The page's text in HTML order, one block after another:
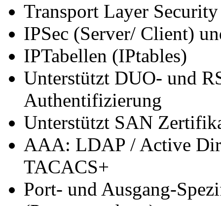
Transport Layer
IPSec (Server/ Client)
IPTabellen (IPtables)
Unterstützt DUO- und
Authentifizierung
Unterstützt SAN
AAA: LDAP / Active
TACACS+
Port- und Ausgang-